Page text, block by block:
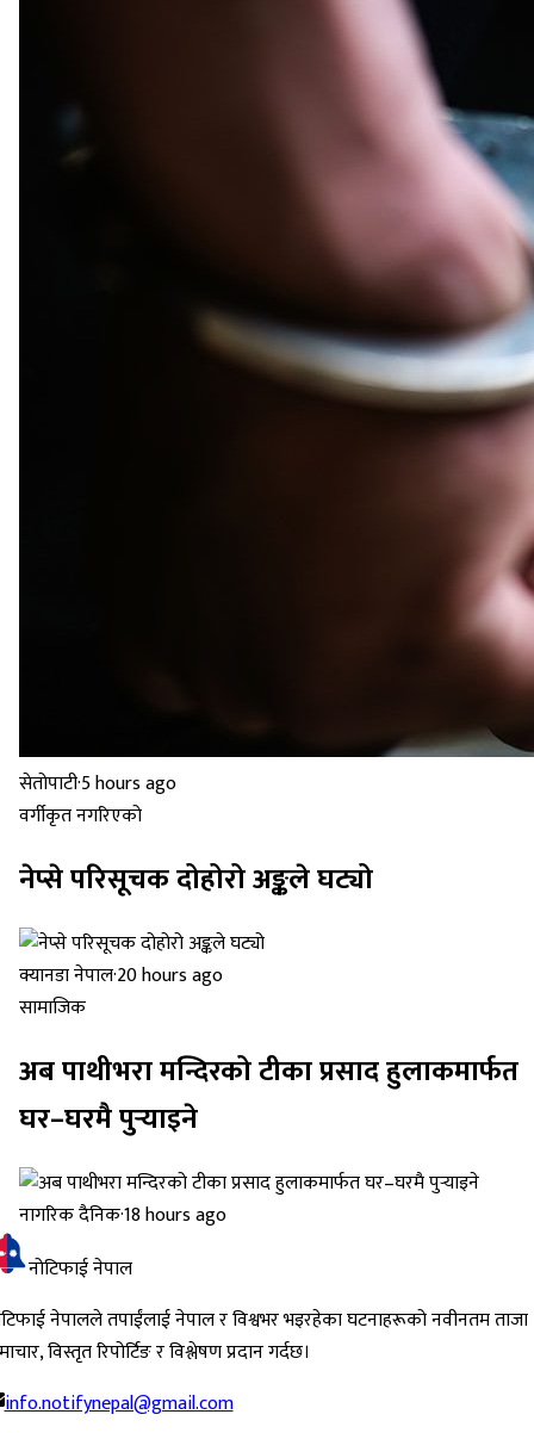
सेतोपाटी·5 hours ago
वर्गीकृत नगरिएको
नेप्से परिसूचक दोहोरो अङ्कले घट्यो
क्यानडा नेपाल·20 hours ago
सामाजिक
अब पाथीभरा मन्दिरको टीका प्रसाद हुलाकमार्फत
घर–घरमै पुर्‍याइने
नागरिक दैनिक·18 hours ago
नोटिफाई नेपाल
नेपालले तपाईंलाई नेपाल र विश्वभर भइरहेका घटनाहरूको नवीनतम ताजा
विस्तृत रिपोर्टिङ र विश्लेषण प्रदान गर्दछ।
info.notifynepal@gmail.com